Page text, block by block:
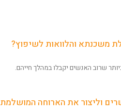
משכנתא והלוואות לשיפוץ?
שרוב האנשים יקבלו במהלך חייהם.
וליצור את הארוחה המושלמת